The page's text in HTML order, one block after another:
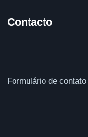
Contacto
Formulário de contato